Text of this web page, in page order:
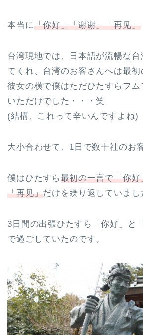
本当に「你好」「谢谢」「再见」
台湾現地では、日本語が流暢な台
てくれ、台湾のお客さんへは最初
彼女の横で僕はただひたすらフム
いただけでした・・・笑
(結構、これって辛いんですよね)
大小合わせて、1日で数十社のお
僕はひたすら最初の一言で「你
「再见」だけを繰り返していまし
3日間の出張ひたすら「你好」と
で過ごしていたのです。